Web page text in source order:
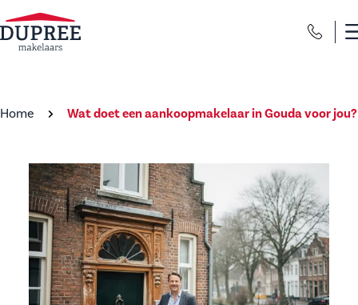
Home Wat doet een aankoopmakelaar in Gouda voor jou?